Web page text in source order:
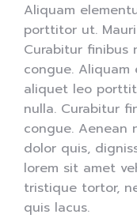
Aliquam
porttitor ut.
Curabitur finibus
congue.
aliquet leo
nulla. Curabitur
congue. Aenean
dolor quis,
lorem sit amet
tristique tortor,
quis lacus.